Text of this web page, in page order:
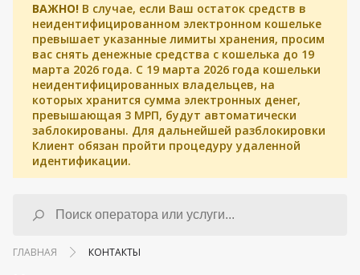
ВАЖНО! В случае, если Ваш остаток средств в
неидентифицированном электронном кошельке
превышает указанные лимиты хранения, просим
вас снять денежные средства с кошелька до 19
марта 2026 года. С 19 марта 2026 года кошельки
неидентифицированных владельцев, на
которых хранится сумма электронных денег,
превышающая 3 МРП, будут автоматически
заблокированы. Для дальнейшей разблокировки
Клиент обязан пройти процедуру удаленной
идентификации.
ГЛАВНАЯ КОНТАКТЫ